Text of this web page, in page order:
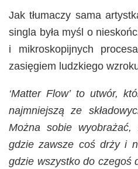
Jak tłumaczy sama
singla była myśl o
i mikroskopijnych
zasięgiem ludzkiego
‘Matter Flow’ to utwór,
najmniejszą ze
Można sobie
gdzie zawsze coś drży i
gdzie wszystko do czegoś